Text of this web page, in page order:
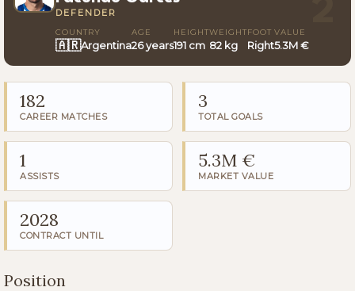
DEFENDER
COUNTRY
🇦🇷Argentina
AGE
26 years
HEIGHT
191 cm
WEIGHT
82 kg
FOOT
Right
VALUE
5.3M €
182
CAREER MATCHES
3
TOTAL GOALS
1
ASSISTS
5.3M €
MARKET VALUE
2028
CONTRACT UNTIL
Position